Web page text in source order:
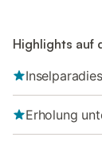
Highlights auf
Erholung